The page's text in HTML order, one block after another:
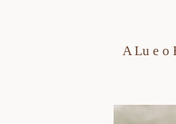
A Lu e o